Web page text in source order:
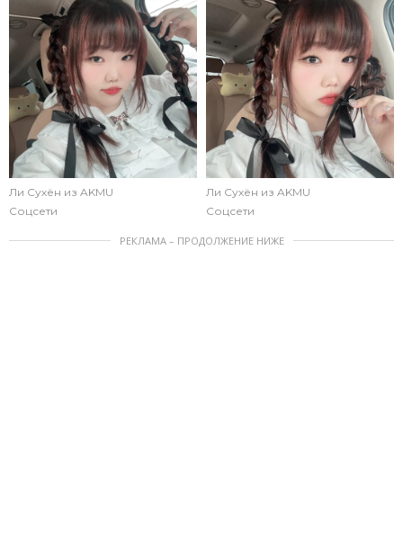
Ли Сухён из AKMU
Соцсети
Ли Сухён из AKMU
Соцсети
РЕКЛАМА – ПРОДОЛЖЕНИЕ НИЖЕ